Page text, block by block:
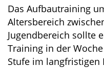
Das Aufbautraining
Altersbereich
Jugendbereich sollte
Training in der
Stufe im langfristigen